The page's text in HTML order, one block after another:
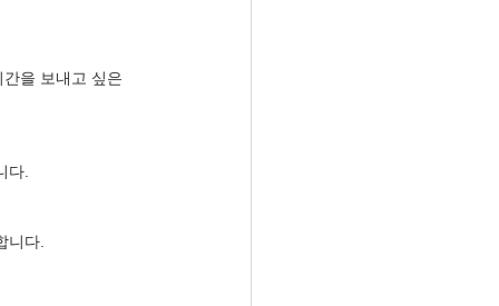
을 보내고 싶은
다.
니다.